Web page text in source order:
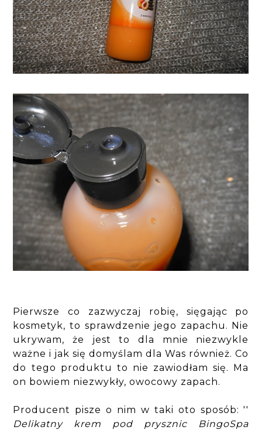
Pierwsze co zazwyczaj robię, sięgając po
kosmetyk, to sprawdzenie jego zapachu. Nie
ukrywam, że jest to dla mnie niezwykle
ważne i jak się domyślam dla Was również. Co
do tego produktu to nie zawiodłam się. Ma
on bowiem niezwykły, owocowy zapach.
Producent pisze o nim w taki oto sposób: ''
Delikatny krem pod prysznic BingoSpa